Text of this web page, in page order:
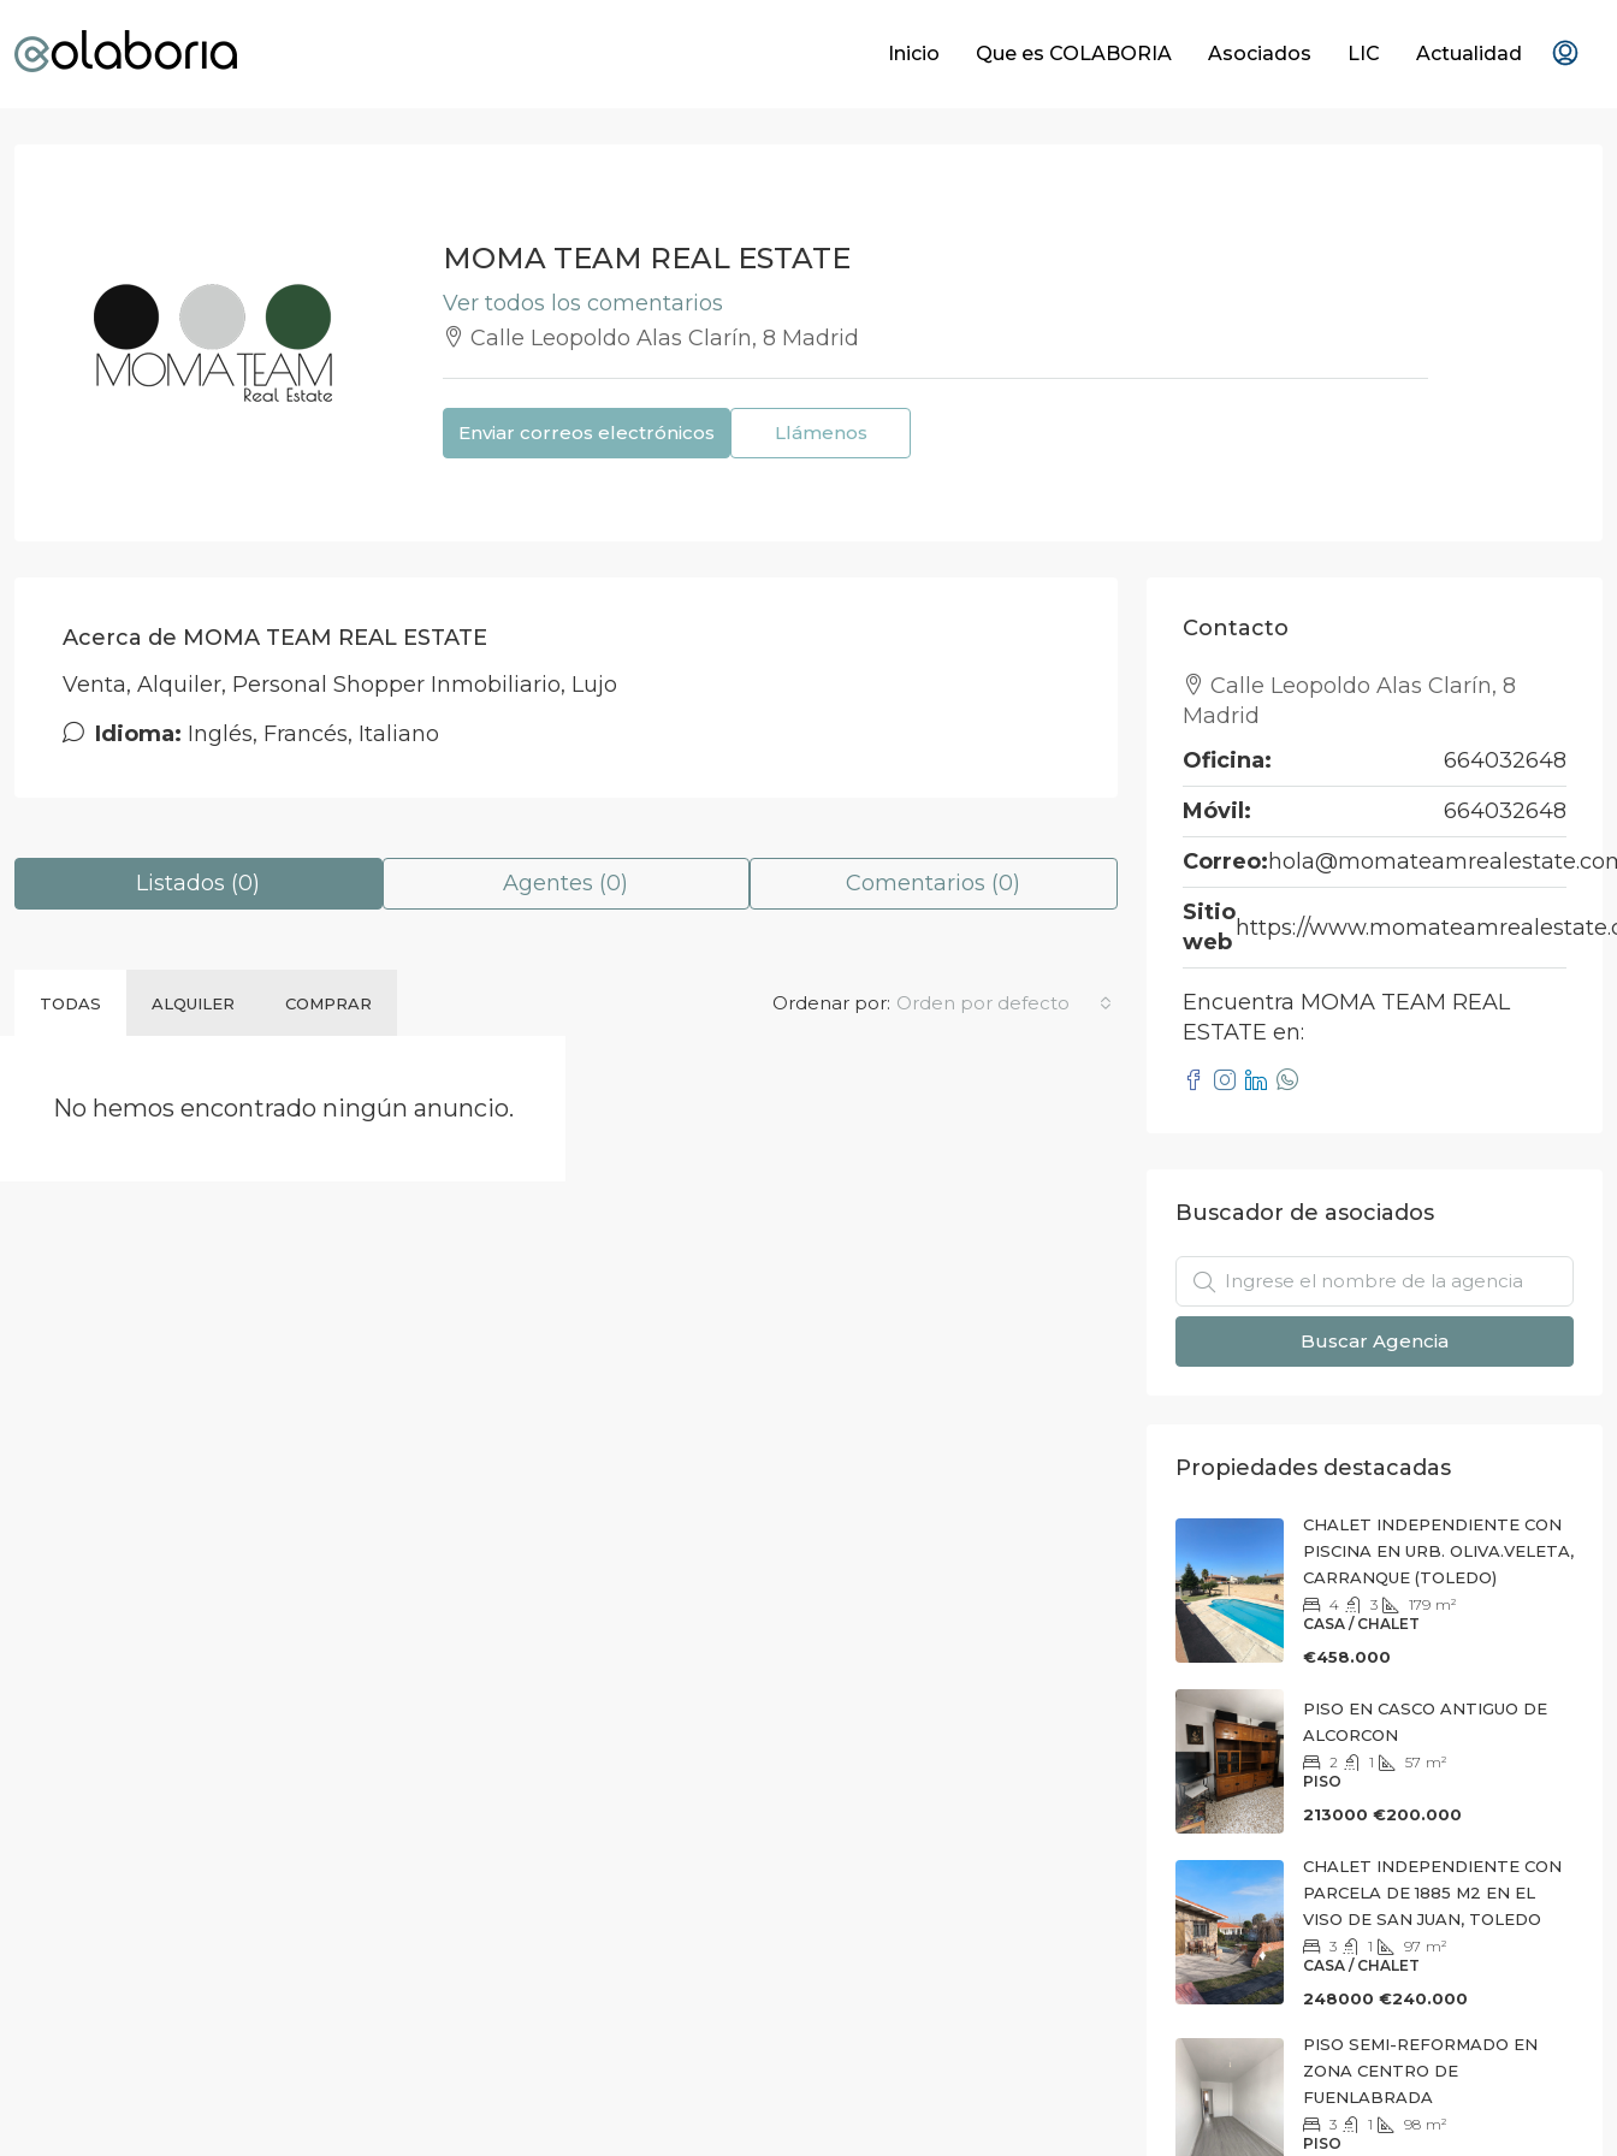
Inicio Que es COLABORIA Asociados LIC Actualidad
MOMA TEAM REAL ESTATE
Ver todos los comentarios
Calle Leopoldo Alas Clarín, 8 Madrid
Enviar correos electrónicos Llámenos
Acerca de MOMA TEAM REAL ESTATE
Venta, Alquiler, Personal Shopper Inmobiliario, Lujo
Idioma: Inglés, Francés, Italiano
Listados (0) Agentes (0) Comentarios (0)
TODAS ALQUILER COMPRAR Ordenar por: Orden por defecto
No hemos encontrado ningún anuncio.
Contacto
Calle Leopoldo Alas Clarín, 8
Madrid
Oficina:
664032648
Móvil:
664032648
Correo:
Sitio
web
https://
Encuentra MOMA TEAM REAL
ESTATE en:
Buscador de asociados
Buscar Agencia
Propiedades destacadas
CHALET INDEPENDIENTE CON
PISCINA EN URB. OLIVA.VELETA,
CARRANQUE (TOLEDO)
4 3 179 m²
CASA / CHALET
€458.000
PISO EN CASCO ANTIGUO DE
ALCORCON
2 1 57 m²
PISO
213000 €200.000
CHALET INDEPENDIENTE CON
PARCELA DE 1885 M2 EN EL
VISO DE SAN JUAN, TOLEDO
3 1 97 m²
CASA / CHALET
248000 €240.000
PISO SEMI-REFORMADO EN
ZONA CENTRO DE
FUENLABRADA
3 1 98 m²
PISO